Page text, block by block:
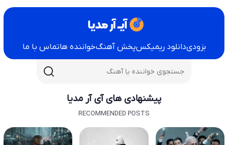
بزودیدانلود ریمیکسپخش آهنگخواننده هاتماس با ما
پیشنهادی های آی آر مدیا
RECOMMENDED POSTS